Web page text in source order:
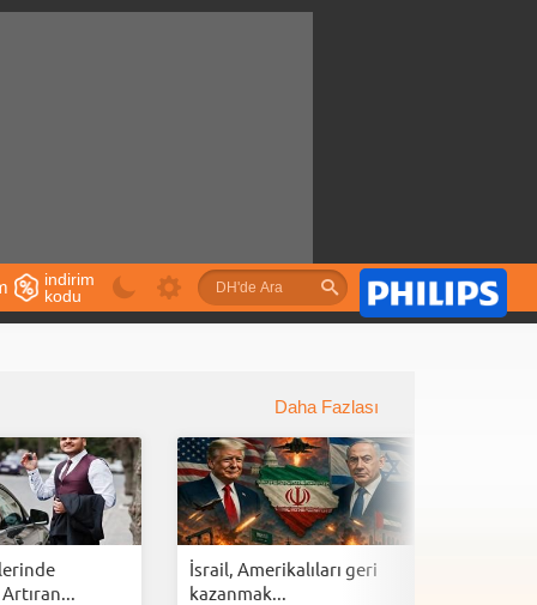
indirim
kodu
Daha Fazlası
İsrail, Amerikalıları geri
kazanmak...